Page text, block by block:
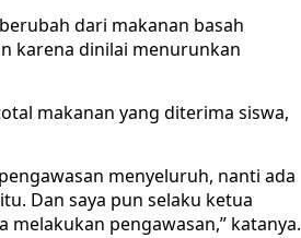
dari makanan basah
karena dinilai menurunkan
makanan yang diterima siswa,
menyeluruh, nanti ada
Dan saya pun selaku ketua
melakukan pengawasan,” katanya.